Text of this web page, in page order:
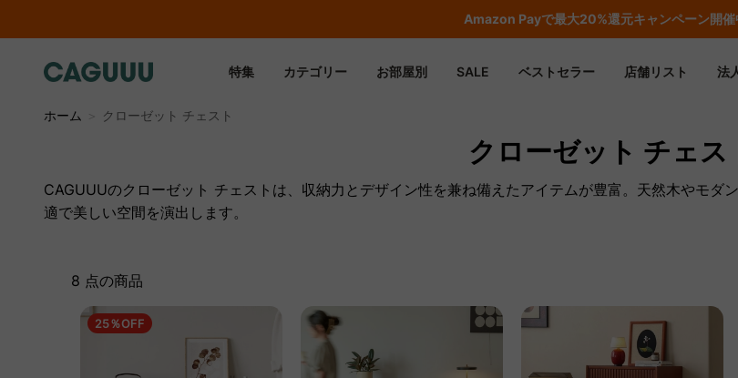
Amazon Payで最大20%還元キャンペーン開催
特集 カテゴリー お部屋別 SALE ベストセラー 店舗リスト 法
ホーム
クローゼット チェスト
クローゼット チェス
CAGUUUのクローゼット チェストは、収納力とデザイン性を兼ね備えたアイテムが豊富。天然木やモダ
適で美しい空間を演出します。
8 点の商品
25％OFF